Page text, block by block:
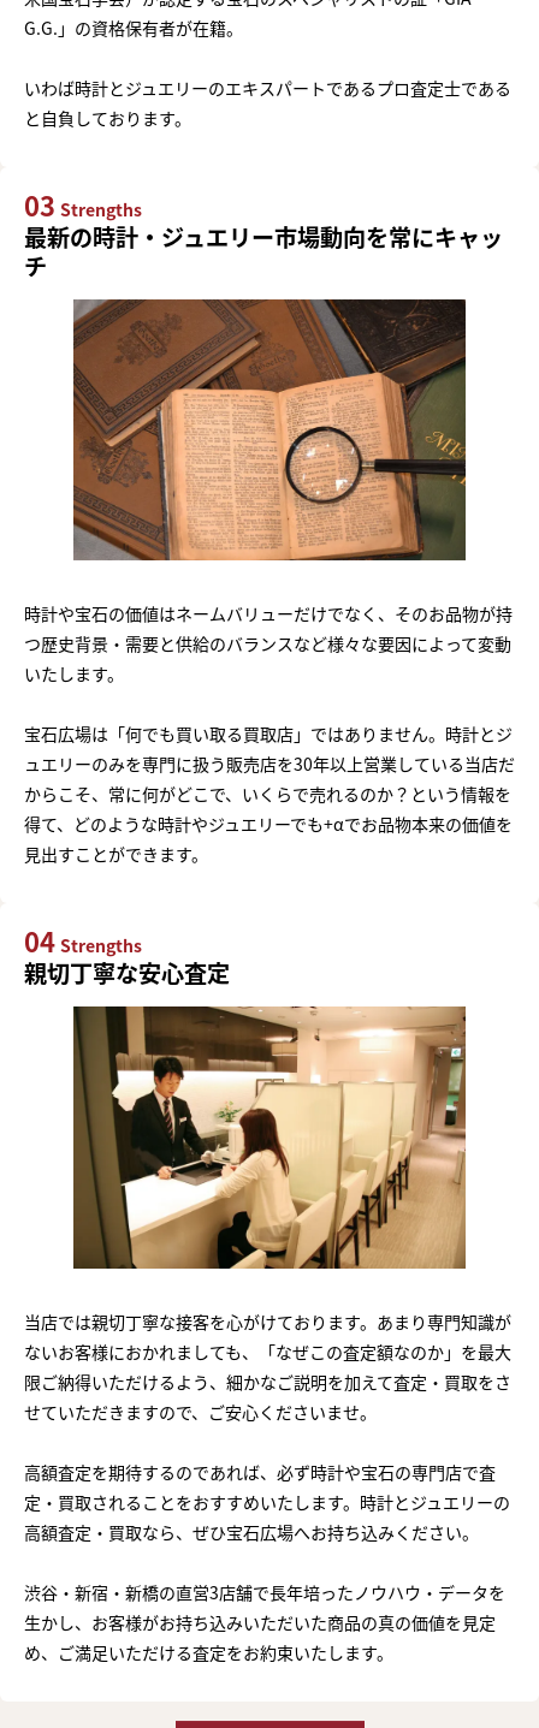
G.G.」の資格保有者が在籍。
いわば時計とジュエリーのエキスパートであるプロ査定士である
と自負しております。
03 Strengths
最新の時計・ジュエリー市場動向を常にキャッ
チ
時計や宝石の価値はネームバリューだけでなく、そのお品物が持
つ歴史背景・需要と供給のバランスなど様々な要因によって変動
いたします。
宝石広場は「何でも買い取る買取店」ではありません。時計とジ
ュエリーのみを専門に扱う販売店を30年以上営業している当店だ
からこそ、常に何がどこで、いくらで売れるのか？という情報を
得て、どのような時計やジュエリーでも+αでお品物本来の価値を
見出すことができます。
04 Strengths
親切丁寧な安心査定
当店では親切丁寧な接客を心がけております。あまり専門知識が
ないお客様におかれましても、「なぜこの査定額なのか」を最大
限ご納得いただけるよう、細かなご説明を加えて査定・買取をさ
せていただきますので、ご安心くださいませ。
高額査定を期待するのであれば、必ず時計や宝石の専門店で査
定・買取されることをおすすめいたします。時計とジュエリーの
高額査定・買取なら、ぜひ宝石広場へお持ち込みください。
渋谷・新宿・新橋の直営3店舗で長年培ったノウハウ・データを
生かし、お客様がお持ち込みいただいた商品の真の価値を見定
め、ご満足いただける査定をお約束いたします。